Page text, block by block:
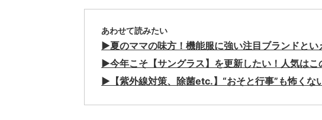
あわせて読みたい
▶︎夏のママの味方！機能服に強い注目ブランドとい
▶︎今年こそ【サングラス】を更新したい！人気はこ
▶︎【紫外線対策、除菌etc.】“おそと行事”も怖くな